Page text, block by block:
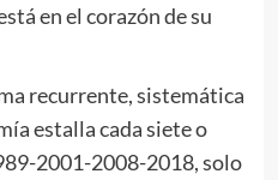
en el corazón de su
recurrente, sistemática
estalla cada siete o
2001-2008-2018, solo